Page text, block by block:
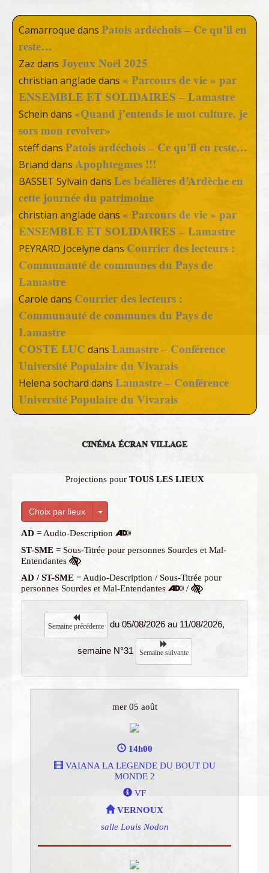
Camarroque dans Patois ardéchois – Ce qu’il en
reste…
Zaz dans Joyeux Noël 2025
christian anglade dans « Parcours de vie » par
ENSEMBLE ET SOLIDAIRES – Lamastre
Schein dans «Quand j’entends le mot culture, je
sors mon revolver»
steffdans Patois ardéchois – Ce qu’il en reste…
Briand dans Apophtegmes !!!
BASSET Sylvain dans Les béalières d’Ardèche en
cette journée du patrimoine
christian anglade dans « Parcours de vie » par
ENSEMBLE ET SOLIDAIRES – Lamastre
PEYRARD Jocelyne dans Courrier des lecteurs :
Communauté de communes du Pays de
Lamastre
Carole dans Courrier des lecteurs :
Communauté de communes du Pays de
Lamastre
COSTE LUC dans Lamastre – Conférence
Université Populaire du Vivarais
Helena sochard dans Lamastre – Conférence
Université Populaire du Vivarais
CINÉMA ÉCRAN VILLAGE